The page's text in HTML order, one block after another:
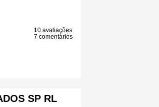
10 avaliações
7 comentários
SP RL